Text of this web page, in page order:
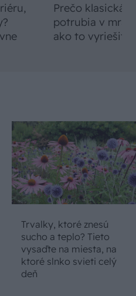
Prečo klasická
potrubia v
ako to vyriešiť
Trvalky, ktoré znesú
sucho a teplo? Tieto
vysaďte na miesta, na
ktoré slnko svieti celý
deň